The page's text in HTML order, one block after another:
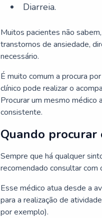
Diarreia.
Muitos pacientes não
transtornos de ansiedade,
necessário.
É muito comum a procura
clínico pode realizar o
Procurar um mesmo médico
consistente.
Quando
Sempre que há qualquer
recomendado consultar com
Esse médico atua desde a
para a realização de
por exemplo).